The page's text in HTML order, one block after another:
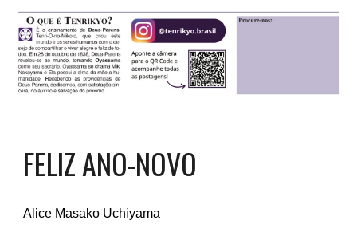
FELIZ ANO-NOVO
Alice Masako Uchiyama